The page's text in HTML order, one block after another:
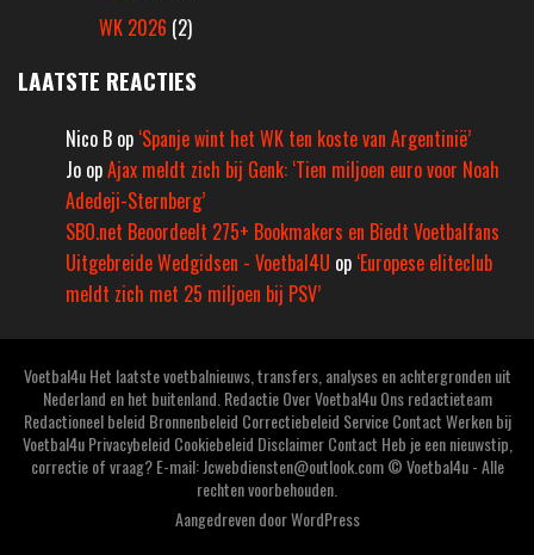
WK 2026 (2)
LAATSTE REACTIES
Nico B op ‘Spanje wint het WK ten koste van Argentinië’
Jo opAjax meldt zich bij Genk: ‘Tien miljoen euro voor Noah
Adedeji-Sternberg’
SBO.net Beoordeelt 275+ Bookmakers en Biedt Voetbalfans
Uitgebreide Wedgidsen - Voetbal4U op ‘Europese eliteclub
meldt zich met 25 miljoen bij PSV’
Voetbal4u Het laatste voetbalnieuws, transfers, analyses en achtergronden uit
Nederland en het buitenland. Redactie Over Voetbal4u Ons redactieteam
Redactioneel beleid Bronnenbeleid Correctiebeleid Service Contact Werken bij
Voetbal4u Privacybeleid Cookiebeleid Disclaimer Contact Heb je een nieuwstip,
correctie of vraag? E-mail: Jcwebdiensten@outlook.com © Voetbal4u - Alle
rechten voorbehouden.
Aangedreven doorWordPress